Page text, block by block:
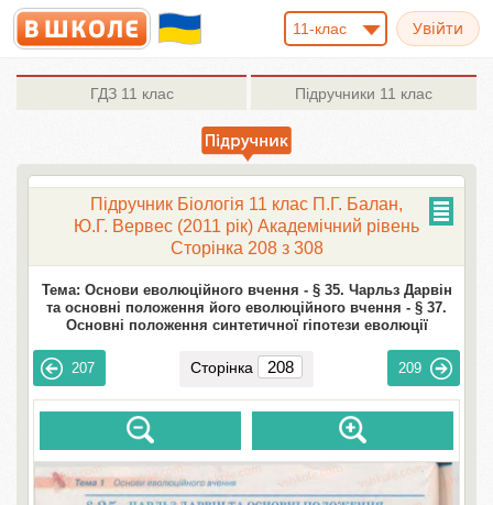
11-клас
ГДЗ11 клас Підручники 11 клас
Підручник Біологія 11 клас П.Г. Балан,
Ю.Г. Вервес (2011 рік) Академічний рівень
Сторінка 208 з 308
Тема: Основи еволюційного вчення - § 35. Чарльз Дарвін
та основні положення його еволюційного вчення - § 37.
Основні положення синтетичної гіпотези еволюції
207 Сторінка 209